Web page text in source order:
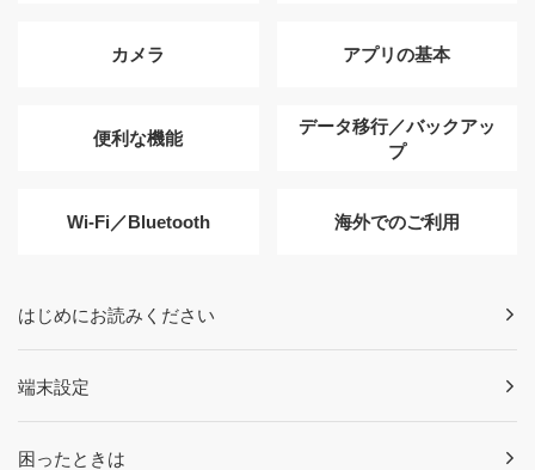
カメラ アプリの基本
便利な機能
データ移行／バックアッ
プ
Wi-Fi／Bluetooth 海外でのご利用
はじめにお読みください
端末設定
困ったときは